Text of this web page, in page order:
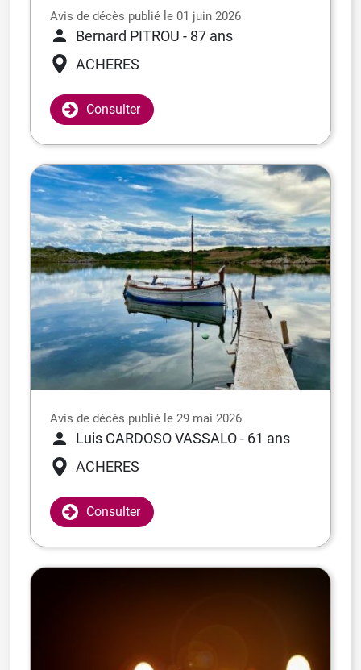
Avis de décès publié le 01 juin 2026
Bernard PITROU - 87 ans
ACHERES
Consulter
Avis de décès publié le 29 mai 2026
Luis CARDOSO VASSALO- 61 ans
ACHERES
Consulter